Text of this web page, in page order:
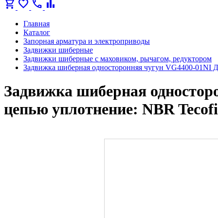
shopping_cart favorite call bar_chart
Главная
Каталог
Запорная арматура и электроприводы
Задвижки шиберные
Задвижки шиберные с маховиком, рычагом, редуктором
Задвижка шиберная односторонняя чугун VG4400-
Задвижка шиберная
цепью уплотнение: NBR